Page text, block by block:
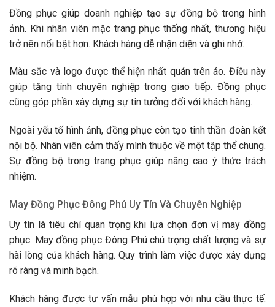
Đồng phục giúp doanh nghiệp tạo sự đồng bộ trong hình
ảnh. Khi nhân viên mặc trang phục thống nhất, thương hiệu
trở nên nổi bật hơn. Khách hàng dễ nhận diện và ghi nhớ.
Màu sắc và logo được thể hiện nhất quán trên áo. Điều này
giúp tăng tính chuyên nghiệp trong giao tiếp. Đồng phục
cũng góp phần xây dựng sự tin tưởng đối với khách hàng.
Ngoài yếu tố hình ảnh, đồng phục còn tạo tinh thần đoàn kết
nội bộ. Nhân viên cảm thấy mình thuộc về một tập thể chung.
Sự đồng bộ trong trang phục giúp nâng cao ý thức trách
nhiệm.
May Đồng Phục Đông Phú Uy Tín Và Chuyên Nghiệp
Uy tín là tiêu chí quan trọng khi lựa chọn đơn vị may đồng
phục. May đồng phục Đông Phú chú trọng chất lượng và sự
hài lòng của khách hàng. Quy trình làm việc được xây dựng
rõ ràng và minh bạch.
Khách hàng được tư vấn mẫu phù hợp với nhu cầu thực tế.